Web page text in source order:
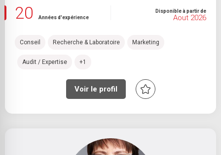
20 Années d'expérience
Disponible à partir de
Aout 2026
Conseil Recherche & Laboratoire Marketing
Audit / Expertise +1
Voir le profil